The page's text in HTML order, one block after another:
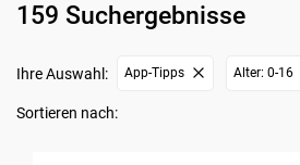
159 Suchergebnisse
Ihre Auswahl: App-Tipps Alter: 0-16
Sortieren nach: